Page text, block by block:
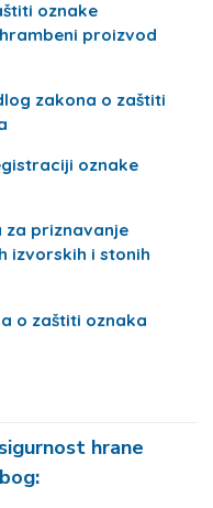
oznake
proizvod
zakona o zaštiti
oznake
za priznavanje
izvorskih i stonih
o zaštiti oznaka
hrane